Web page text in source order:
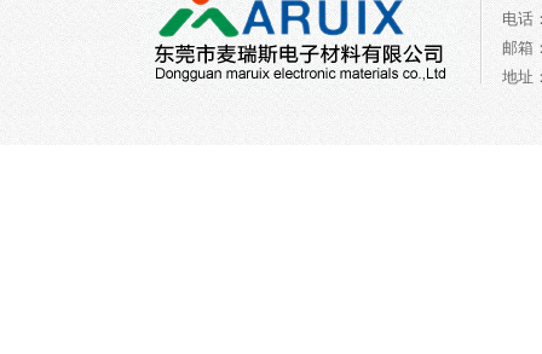
电话
邮箱
地址